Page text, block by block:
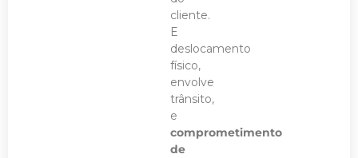
cliente.
E
deslocamento
físico,
envolve
trânsito,
e
comprometimento
de